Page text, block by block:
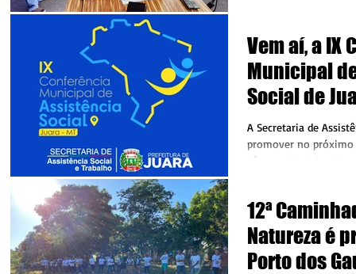
Vem aí, a IX
Municipal
Social de
A Secretaria de
promover no
Câmara Municipal de
12ª
Natureza é
Porto dos